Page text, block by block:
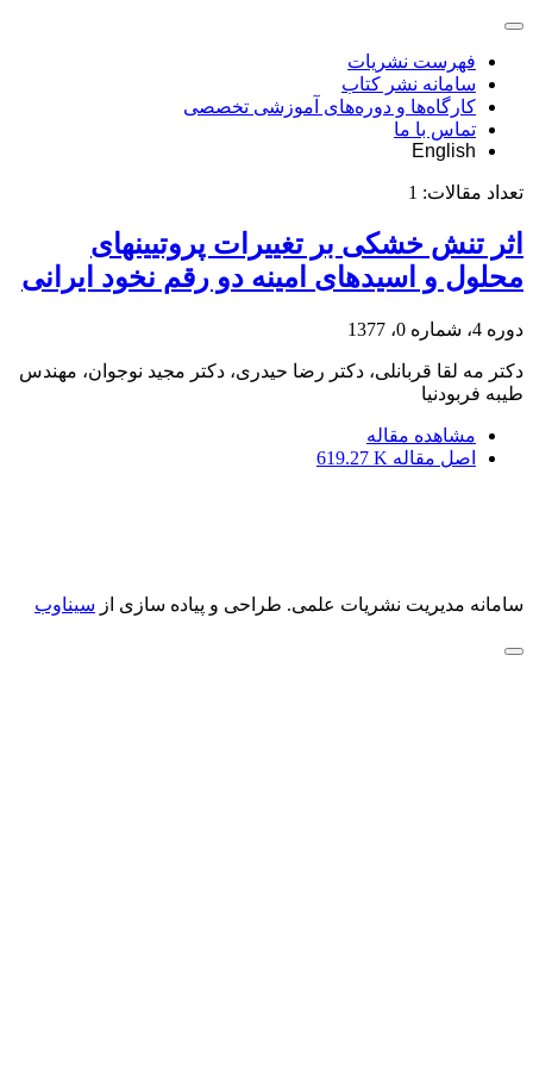
فهرست نشریات
سامانه نشر کتاب
کارگاه‌ها و دوره‌های آموزشی تخصصی
تماس با ما
English
تعداد مقالات: 1
اثر تنش خشکی بر تغییرات پروتیینهای
محلول و اسیدهای امینه دو رقم نخود ایرانی
دوره 4، شماره 0، 1377
دکتر مه لقا قربانلی، دکتر رضا حیدری، دکتر مجید نوجوان، مهندس
طیبه فربودنیا
مشاهده مقاله
اصل مقاله 619.27 K
سامانه مدیریت نشریات علمی. طراحی و پیاده سازی از سیناوب